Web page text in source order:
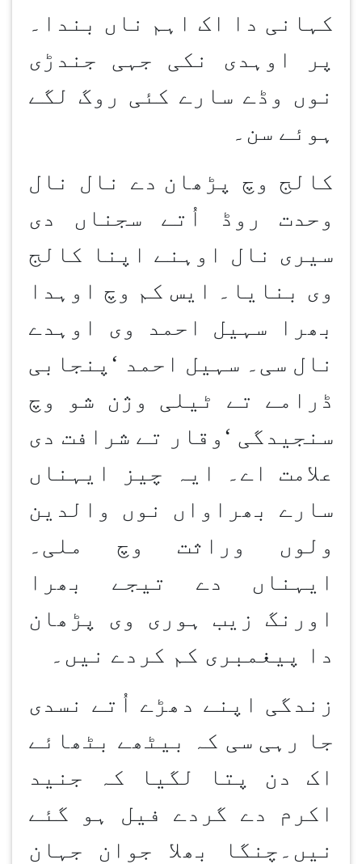
کہانی دا اک اہم ناں بندا۔
پر اوہدی نکی جہی جندڑی
نوں وڈے سارے کئی روگ لگے
ہوئے سن۔
کالج وچ پڑھان دے نال نال
وحدت روڈ اُتے سجناں دی
سیری نال اوہنے اپنا کالج
وی بنایا۔ ایس کم وچ اوہدا
بھرا سہیل احمد وی اوہدے
نال سی۔ سہیل احمد ‘ پنجابی
ڈرامے تے ٹیلی وژن شو وچ
سنجیدگی ‘ وقار تے شرافت دی
علامت اے۔ ایہ چیز ایہناں
سارے بھراواں نوں والدین
ولوں وراثت وچ ملی۔
ایہناں دے تیجے بھرا
اورنگ زیب ہوری وی پڑھان
دا پیغمبری کم کردے نیں۔
زندگی اپنے دھڑے اُتے نسدی
جا رہی سی کہ بیٹھے بٹھائے
اک دن پتا لگیا کہ جنید
اکرم دے گردے فیل ہو گئے
نیں۔چنگا بھلا جوان جہان